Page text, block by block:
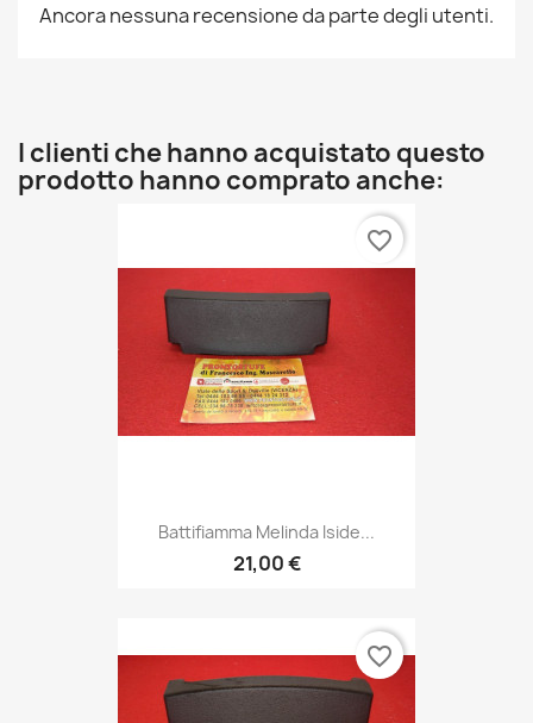
Ancora nessuna recensione da parte degli utenti.
I clienti che hanno acquistato questo
prodotto hanno comprato anche:
Battifiamma Melinda Iside...
21,00 €
favorite_border
favorite_border